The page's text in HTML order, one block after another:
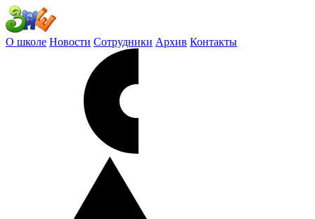
О школе Новости Сотрудники Архив Контакты